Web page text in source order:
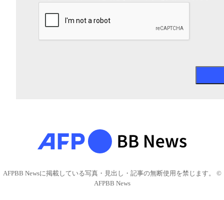
AFPBB Newsに掲載している写真・見出し・記事の無断使用を禁じます。 ©
AFPBB News